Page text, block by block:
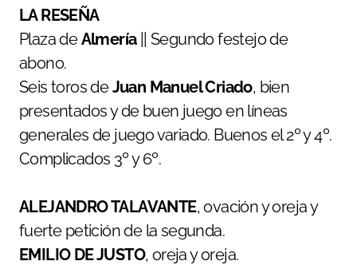
LA RESEÑA
Plaza deAlmería|| Segundo festejo de
abono.
Seis toros deJuan Manuel Criado, bien
presentados y de buen juego en líneas
generales de juego variado. Buenos el 2º y 4º.
Complicados 3º y 6º.
ALEJANDRO TALAVANTE, ovación y oreja y
fuerte petición de la segunda.
EMILIO DE JUSTO, oreja y oreja.